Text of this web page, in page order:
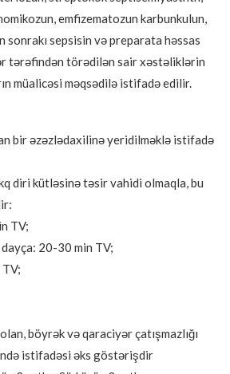
emfizematozun karbunkulun,
sonrakı sepsisin və preparata həssas
tərəfindən törədilən sair xəstəliklərin
müalicəsi məqsədilə istifadə edilir.
bir əzəzlədaxilinə yeridilməklə istifadə
diri kütləsinə təsir vahidi olmaqla, bu
TV;
20-30 min TV;
böyrək və qaraciyər çatışmazlığı
istifadəsi əks göstərişdir